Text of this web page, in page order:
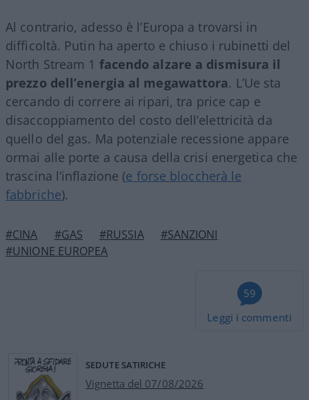
Al contrario, adesso è l’Europa a trovarsi in
difficoltà. Putin ha aperto e chiuso i rubinetti del
North Stream 1 facendo alzare a dismisura il
prezzo dell’energia al megawattora. L’Ue sta
cercando di correre ai ripari, tra price cap e
disaccoppiamento del costo dell’elettricità da
quello del gas. Ma potenziale recessione appare
ormai alle porte a causa della crisi energetica che
trascina l’inflazione (e forse bloccherà le
fabbriche).
#CINA #GAS #RUSSIA
#SANZIONI
#UNIONE EUROPEA
59
Leggi i commenti
SEDUTE SATIRICHE
Vignetta del 07/08/2026